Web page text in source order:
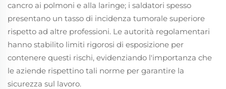
cancro ai polmoni e alla laringe; i saldatori spesso
presentano un tasso di incidenza tumorale superiore
rispetto ad altre professioni. Le autorità regolamentari
hanno stabilito limiti rigorosi di esposizione per
contenere questi rischi, evidenziando l'importanza che
le aziende rispettino tali norme per garantire la
sicurezza sul lavoro.